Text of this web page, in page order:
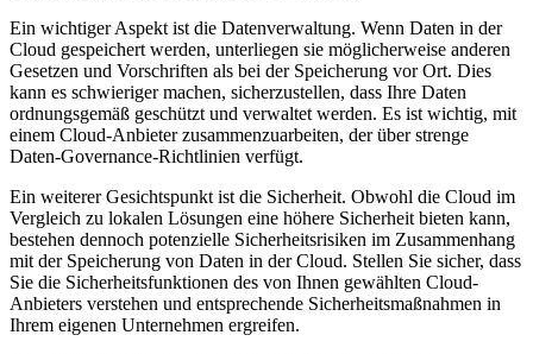
Ein wichtiger Aspekt ist die Datenverwaltung. Wenn Daten in der
Cloud gespeichert werden, unterliegen sie möglicherweise anderen
Gesetzen und Vorschriften als bei der Speicherung vor Ort. Dies
kann es schwieriger machen, sicherzustellen, dass Ihre Daten
ordnungsgemäß geschützt und verwaltet werden. Es ist wichtig, mit
einem Cloud-Anbieter zusammenzuarbeiten, der über strenge
Daten-Governance-Richtlinien verfügt.
Ein weiterer Gesichtspunkt ist die Sicherheit. Obwohl die Cloud im
Vergleich zu lokalen Lösungen eine höhere Sicherheit bieten kann,
bestehen dennoch potenzielle Sicherheitsrisiken im Zusammenhang
mit der Speicherung von Daten in der Cloud. Stellen Sie sicher, dass
Sie die Sicherheitsfunktionen des von Ihnen gewählten Cloud-
Anbieters verstehen und entsprechende Sicherheitsmaßnahmen in
Ihrem eigenen Unternehmen ergreifen.